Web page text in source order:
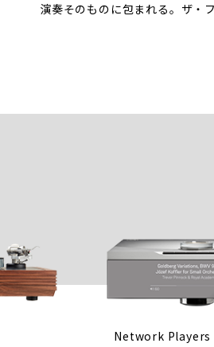
演奏そのものに包まれる。ザ・
Network Players